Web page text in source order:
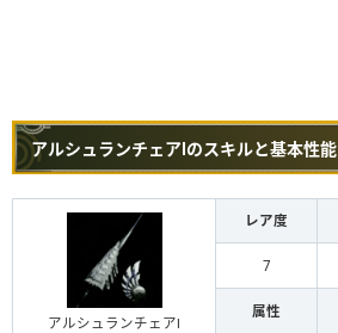
アルシュランチェアⅠのスキルと基本性能
アルシュランチェアⅠ
レア度
7
属性